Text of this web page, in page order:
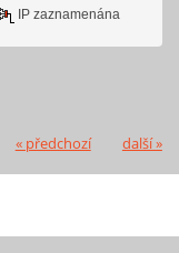
IP zaznamenána
« předchozí další »